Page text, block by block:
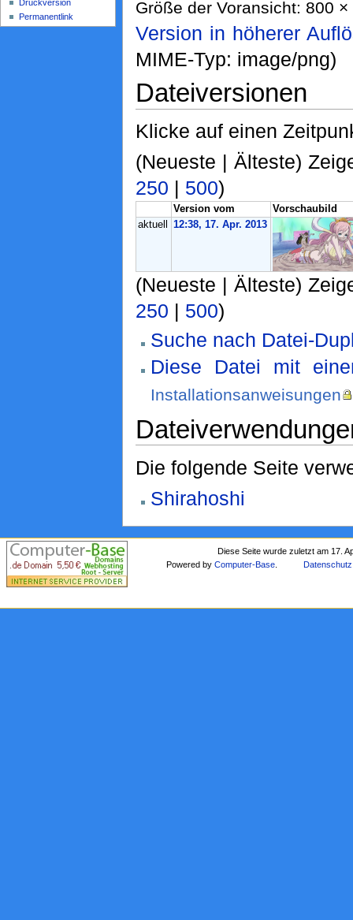
Größe der Voransicht: 800
Version in höherer
MIME-Typ: image/png)
Dateiversionen
Klicke auf einen
(Neueste | Älteste)
250 | 500)
Version vom
Vorschaubild
aktuell
12:38, 17. Apr. 2013
(Neueste | Älteste)
250 | 500)
Suche nach Datei-
Diese Datei mit
Installationsanweisungen
Die folgende Seite
Shirahoshi
Druckversion
Permanentlink
Diese Seite wurde zuletzt am 17.
Powered byComputer-Base Datenschutz